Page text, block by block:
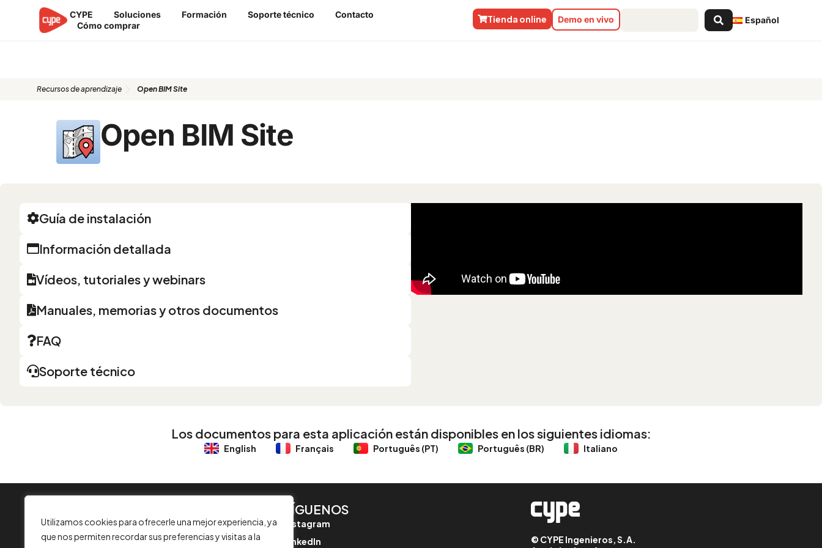
Utilizamos cookies para ofrecerle una mejor experiencia, ya
que nos permiten recordar sus preferencias y visitas a la
CYPE Soluciones Formación Soporte técnico
Contacto
Cómo comprar
Español
Search
...
Demo en vivo
Tienda online
Recursos de aprendizaje Open BIM Site
Open BIM Site
Guía de instalación
Información detallada
Vídeos, tutoriales y webinars
Manuales, memorias y otros documentos
FAQ
Soporte técnico
Los documentos para esta aplicación están disponibles en los siguientes idiomas:
English Français Português (PT) Português (BR) Italiano
Contacta con nosotros
SÍGUENOS
Instagram
LinkedIn
© CYPE Ingenieros, S.A.